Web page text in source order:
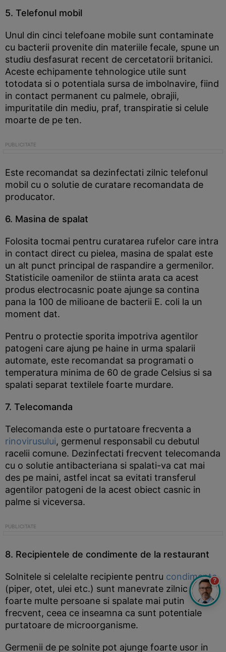
5. Telefonul mobil
Unul din cinci telefoane mobile sunt contaminate
cu bacterii provenite din materiile fecale, spune un
studiu desfasurat recent de cercetatorii britanici.
Aceste echipamente tehnologice utile sunt
totodata si o potentiala sursa de imbolnavire, fiind
in contact permanent cu palmele, obrajii,
impuritatile din mediu, praf, transpiratie si celule
moarte de pe ten.
Este recomandat sa dezinfectati zilnic telefonul
mobil cu o solutie de curatare recomandata de
producator.
6. Masina de spalat
Folosita tocmai pentru curatarea rufelor care intra
in contact direct cu pielea, masina de spalat este
un alt punct principal de raspandire a germenilor.
Statisticile oamenilor de stiinta arata ca acest
produs electrocasnic poate ajunge sa contina
pana la 100 de milioane de bacterii E. coli la un
moment dat.
Pentru o protectie sporita impotriva agentilor
patogeni care ajung pe haine in urma spalarii
automate, este recomandat sa programati o
temperatura minima de 60 de grade Celsius si sa
spalati separat textilele foarte murdare.
7. Telecomanda
Telecomanda este o purtatoare frecventa a
rinovirusului, germenul responsabil cu debutul
racelii comune. Dezinfectati frecvent telecomanda
cu o solutie antibacteriana si spalati-va cat mai
des pe maini, astfel incat sa evitati transferul
agentilor patogeni de la acest obiect casnic in
palme si viceversa.
8. Recipientele de condimente de la restaurant
Solnitele si celelalte recipiente pentru condimente
(piper, otet, ulei etc.) sunt manevrate zilnic de
foarte multe persoane si spalate mai putin
frecvent, ceea ce inseamna ca sunt potentiale
purtatoare de microorganisme.
Germenii de pe solnite pot ajunge foarte usor in
?